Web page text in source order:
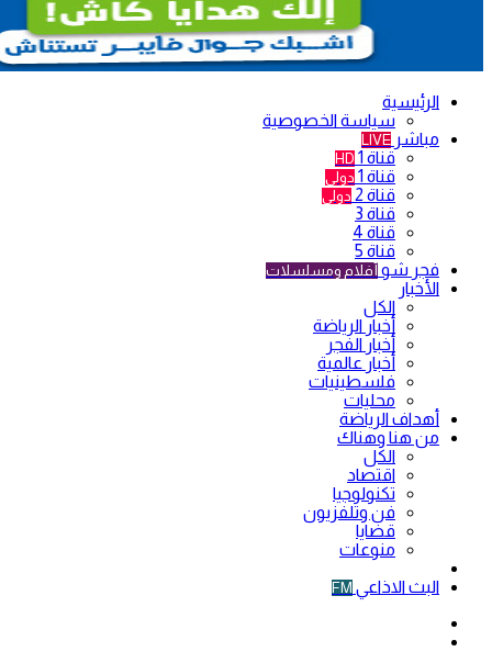
الرئيسية
سياسة الخصوصية
مباشر LIVE
قناة 1 HD
قناة 1 دولي
قناة 2 دولي
قناة 3
قناة 4
قناة 5
فجر شو أفلام ومسلسلات
الأخبار
الكل
أخبار الرياضة
أخبار الفجر
أخبار عالمية
فلسطينيات
محليات
أهداف الرياضة
من هنا وهناك
الكل
اقتصاد
تكنولوجيا
فن وتلفزيون
قضايا
منوعات
البث الاذاعي FM